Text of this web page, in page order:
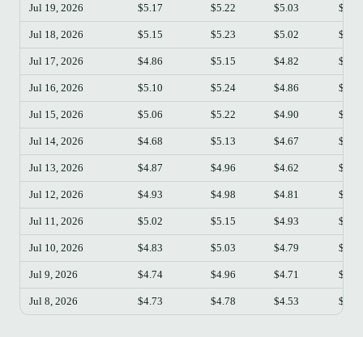
Jul 19, 2026 $5.17 $5.22 $5.03 $5.11
Jul 18, 2026 $5.15 $5.23 $5.02 $5.17
Jul 17, 2026 $4.86 $5.15 $4.82 $5.15
Jul 16, 2026 $5.10 $5.24 $4.86 $4.86
Jul 15, 2026 $5.06 $5.22 $4.90 $5.10
Jul 14, 2026 $4.68 $5.13 $4.67 $5.06
Jul 13, 2026 $4.87 $4.96 $4.62 $4.68
Jul 12, 2026 $4.93 $4.98 $4.81 $4.87
Jul 11, 2026 $5.02 $5.15 $4.93 $4.93
Jul 10, 2026 $4.83 $5.03 $4.79 $5.02
Jul 9, 2026 $4.74 $4.96 $4.71 $4.83
Jul 8, 2026 $4.73 $4.78 $4.53 $4.74